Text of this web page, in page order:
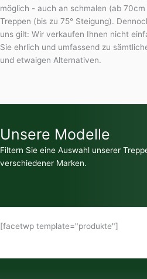
möglich - auch an schmalen (ab
Treppen (bis zu 75° Steigung).
uns gilt: Wir verkaufen Ihnen nicht
Sie ehrlich und umfassend zu
und etwaigen Alternativen.
Unsere Modelle
Filtern Sie eine Auswahl unserer
verschiedener Marken.
[facetwp template="produkte"]